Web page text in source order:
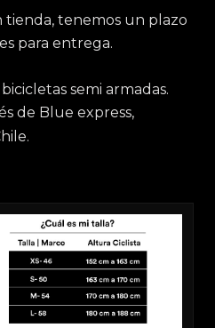
tienda, tenemos un plazo
para entrega.
semi armadas.
de Blue express,